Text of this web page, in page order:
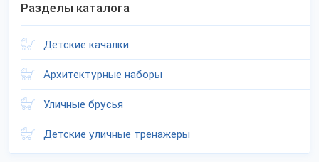
Разделы каталога
Детские качалки
Архитектурные наборы
Уличные брусья
Детские уличные тренажеры